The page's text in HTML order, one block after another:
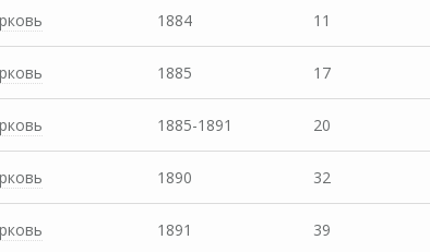
1884 11
1885 17
1885-1891 20
1890 32
1891 39